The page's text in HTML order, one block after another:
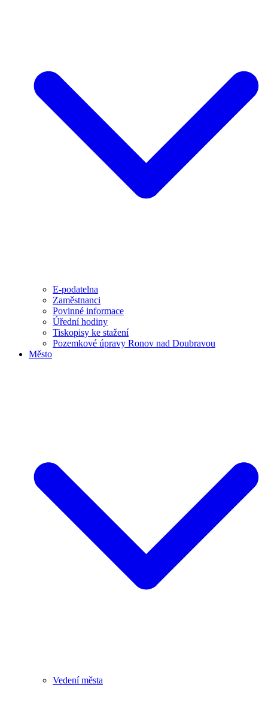
E-podatelna
Zaměstnanci
Povinné informace
Úřední hodiny
Tiskopisy ke stažení
Pozemkové úpravy Ronov nad Doubravou
Město
Vedení města